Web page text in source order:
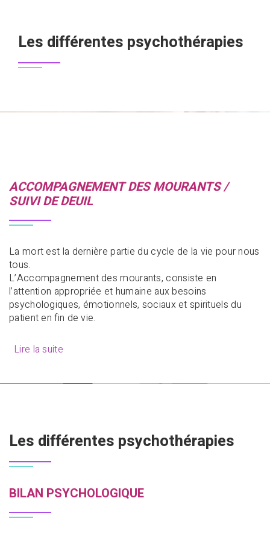
Les différentes psychothérapies
ACCOMPAGNEMENT DES MOURANTS /
SUIVI DE DEUIL
La mort est la dernière partie du cycle de la vie pour nous
tous.
L’Accompagnement des mourants, consiste en
l’attention appropriée et humaine aux besoins
psychologiques, émotionnels, sociaux et spirituels du
patient en fin de vie.
Lire la suite
Les différentes psychothérapies
BILAN PSYCHOLOGIQUE